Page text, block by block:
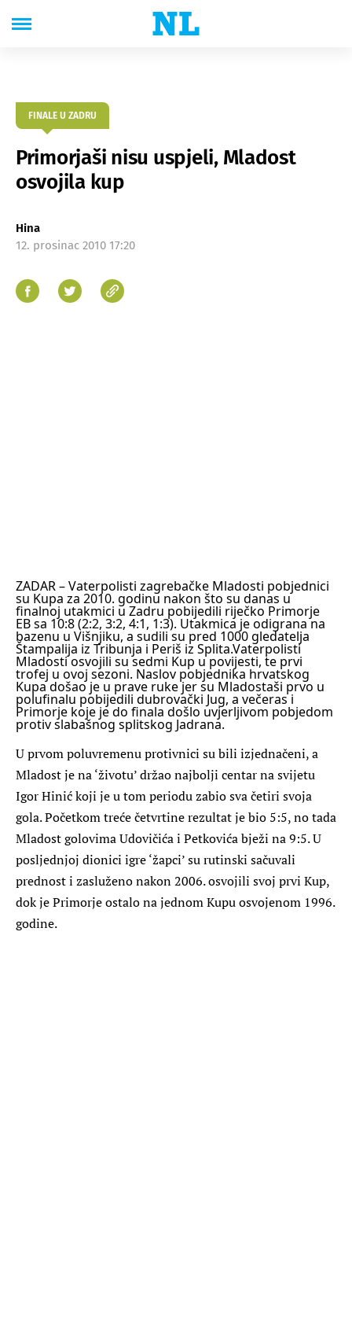
FINALE U ZADRU
Primorjaši nisu uspjeli, Mladost
osvojila kup
Hina
12. prosinac 2010 17:20
ZADAR– Vaterpolisti zagrebačke Mladosti pobjednici
su Kupa za 2010. godinu nakon što su danas u
finalnoj utakmici u Zadru pobijedili riječko Primorje
EB sa 10:8 (2:2, 3:2, 4:1, 1:3). Utakmica je odigrana na
bazenu u Višnjiku, a sudili su pred 1000 gledatelja
Štampalija iz Tribunja i Periš iz Splita.Vaterpolisti
Mladosti osvojili su sedmi Kup u povijesti, te prvi
trofej u ovoj sezoni. Naslov pobjednika hrvatskog
Kupa došao je u prave ruke jer su Mladostaši prvo u
polufinalu pobijedili dubrovački Jug, a večeras i
Primorje koje je do finala došlo uvjerljivom pobjedom
protiv slabašnog splitskog Jadrana.
U prvom poluvremenu protivnici su bili izjednačeni, a
Mladost je na ‘životu’ držao najbolji centar na svijetu
Igor Hinić koji je u tom periodu zabio sva četiri svoja
gola. Početkom treće četvrtine rezultat je bio 5:5, no tada
Mladost golovima Udovičića i Petkovića bježi na 9:5. U
posljednjoj dionici igre ‘žapci’ su rutinski sačuvali
prednost i zasluženo nakon 2006. osvojili svoj prvi Kup,
dok je Primorje ostalo na jednom Kupu osvojenom 1996.
godine.